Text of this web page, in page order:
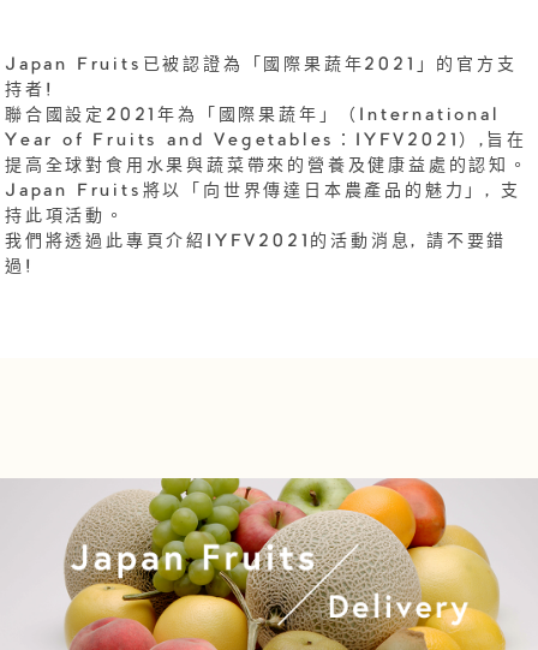
Japan Fruits已被認證為「國際果蔬年2021」的官方支
持者!
聯合國設定2021年為「國際果蔬年」（International
Year of Fruits and Vegetables：IYFV2021）,旨在
提高全球對食用水果與蔬菜帶來的營養及健康益處的認知。
Japan Fruits將以「向世界傳達日本農產品的魅力」, 支
持此項活動。
我們將透過此專頁介紹IYFV2021的活動消息, 請不要錯
過!